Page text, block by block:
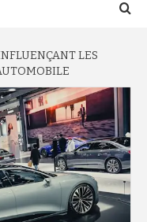
LES